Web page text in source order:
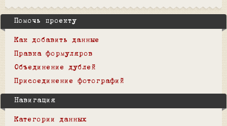
Помочь проекту
Как добавить данные
Правка формуляров
Объединение дублей
Присоединение фотографий
Навигация
Категории данных